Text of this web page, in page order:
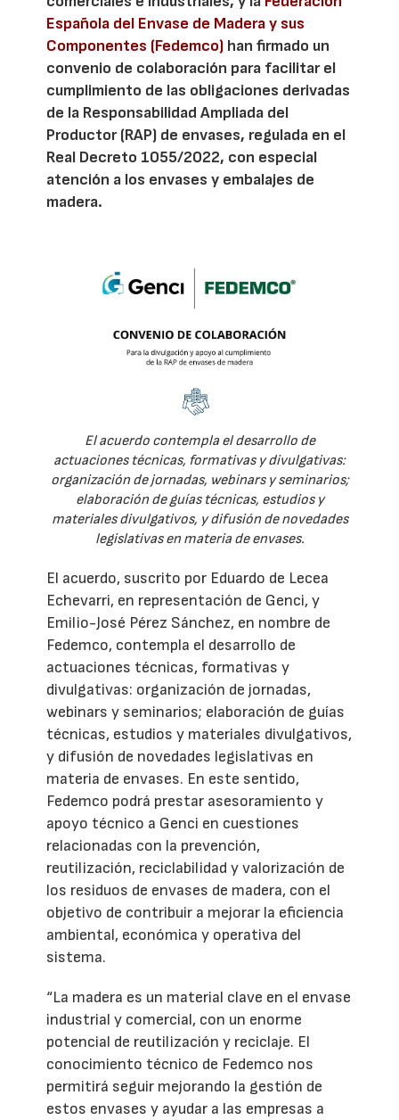
Española del Envase de Madera y sus
Componentes (Fedemco) han firmado un
convenio de colaboración para facilitar el
cumplimiento de las obligaciones derivadas
de la Responsabilidad Ampliada del
Productor (RAP) de envases, regulada en el
Real Decreto 1055/2022, con especial
atención a los envases y embalajes de
madera.
El acuerdo contempla el desarrollo de
actuaciones técnicas, formativas y divulgativas:
organización de jornadas, webinars y seminarios;
elaboración de guías técnicas, estudios y
materiales divulgativos, y difusión de novedades
legislativas en materia de envases.
El acuerdo, suscrito por Eduardo de Lecea
Echevarri, en representación de Genci, y
Emilio-José Pérez Sánchez, en nombre de
Fedemco, contempla el desarrollo de
actuaciones técnicas, formativas y
divulgativas: organización de jornadas,
webinars y seminarios; elaboración de guías
técnicas, estudios y materiales divulgativos,
y difusión de novedades legislativas en
materia de envases. En este sentido,
Fedemco podrá prestar asesoramiento y
apoyo técnico a Genci en cuestiones
relacionadas con la prevención,
reutilización, reciclabilidad y valorización de
los residuos de envases de madera, con el
objetivo de contribuir a mejorar la eficiencia
ambiental, económica y operativa del
sistema.
“La madera es un material clave en el envase
industrial y comercial, con un enorme
potencial de reutilización y reciclaje. El
conocimiento técnico de Fedemco nos
permitirá seguir mejorando la gestión de
estos envases y ayudar a las empresas a